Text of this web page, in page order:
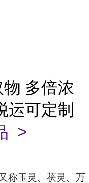
多倍浓
运可定制
>
称玉灵、茯灵、万